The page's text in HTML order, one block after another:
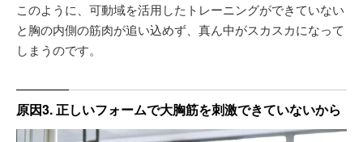
このように、可動域を活用したトレーニングができていない
と胸の内側の筋肉が追い込めず、真ん中がスカスカになって
しまうのです。
原因3. 正しいフォームで大胸筋を刺激できていないから